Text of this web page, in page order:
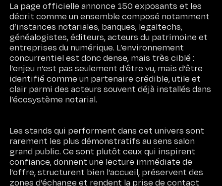
La page officielle annonce 150 exposants et les
décrit comme un ensemble composé notamment
d’instances notariales, banques, legaltechs,
généalogistes, éditeurs, acteurs du patrimoine et
entreprises du numérique. L’environnement
concurrentiel est donc dense, mais très ciblé :
l’enjeu n’est pas seulement d’être vu, mais d’être
identifié comme un partenaire crédible, utile et
clair parmi des acteurs souvent déjà installés dans
l’écosystème notarial.
Les stands qui performent dans cet univers sont
rarement les plus démonstratifs au sens salon
grand public. Ce sont plutôt ceux qui inspirent
confiance, donnent une lecture immédiate de
l’offre, structurent bien l’accueil, préservent des
zones d’échange et rendent la prise de contact